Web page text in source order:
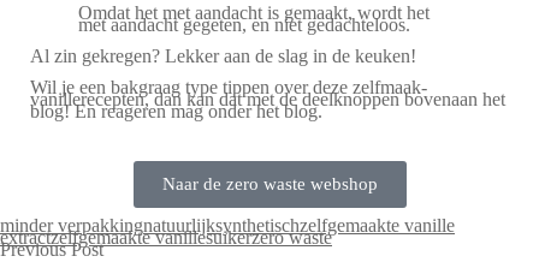
Omdat het met aandacht is gemaakt, wordt het
met aandacht gegeten, en niet gedachteloos.
Al zin gekregen? Lekker aan de slag in de keuken!
Wil je een bakgraag type tippen over deze zelfmaak-
vanillerecepten, dan kan dat met de deelknoppen bovenaan het
blog! En reageren mag onder het blog.
Naar de zero waste webshop
minder verpakkingnatuurlijksynthetischzelfgemaakte vanille
extractzelfgemaakte vanillesuikerzero waste
Previous Post